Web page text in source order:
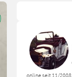
online seit 11/2008